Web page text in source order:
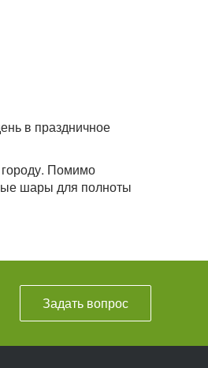
в праздничное
городу. Помимо
шары для полноты
Задать вопрос